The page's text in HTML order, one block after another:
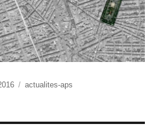
Catégories
actualites-aps